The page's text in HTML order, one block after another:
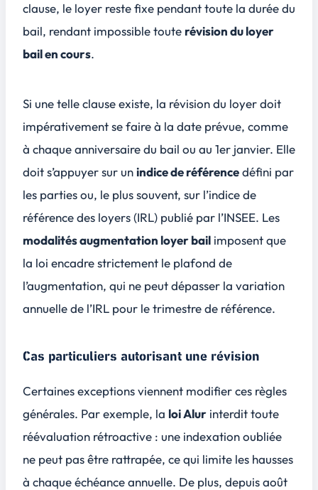
clause, le loyer reste fixe pendant toute la durée du
bail, rendant impossible toute révision du loyer
bail en cours.
Si une telle clause existe, la révision du loyer doit
impérativement se faire à la date prévue, comme
à chaque anniversaire du bail ou au 1er janvier. Elle
doit s’appuyer sur unindice de référencedéfini par
les parties ou, le plus souvent, sur l’indice de
référence des loyers (IRL) publié par l’INSEE. Les
modalités augmentation loyer bail imposent que
la loi encadre strictement le plafond de
l’augmentation, qui ne peut dépasser la variation
annuelle de l’IRL pour le trimestre de référence.
Cas particuliers autorisant une révision
Certaines exceptions viennent modifier ces règles
générales. Par exemple, la loi Alur interdit toute
réévaluation rétroactive : une indexation oubliée
ne peut pas être rattrapée, ce qui limite les hausses
à chaque échéance annuelle. De plus, depuis août